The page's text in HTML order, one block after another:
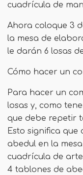
cuadrícula de
Ahora coloque 3
la mesa de
le darán 6 losas
Cómo hacer un
Para hacer un
losas y, como
que debe repetir
Esto significa
abedul en la
cuadrícula de
4 tablones de